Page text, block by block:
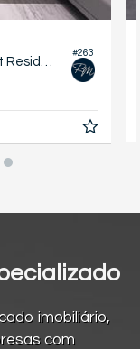
#263
imobiliário,
com